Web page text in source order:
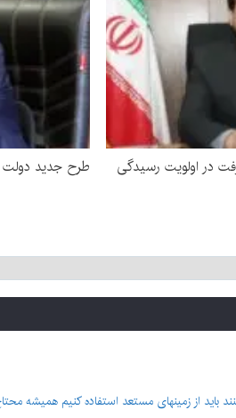
در اولویت رسیدگی
طرح جدید دولت
باید از زمینهای مستعد استفاده کنیم همیشه